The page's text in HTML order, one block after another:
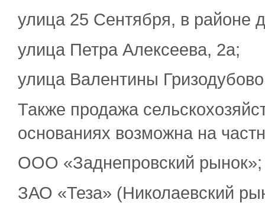
улица 25 Сентября, в районе
улица Петра Алексеева, 2а;
улица Валентины
Также продажа
основаниях возможна на
ООО «Заднепровский рынок»;
ЗАО «Теза» (Николаевский